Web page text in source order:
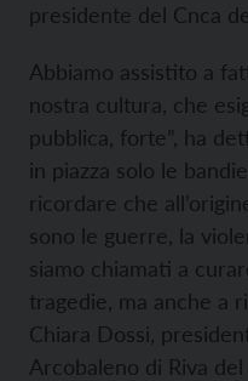
presidente del Cnca
Abbiamo assistito a
nostra cultura, che
pubblica, forte”, ha
in piazza solo le
ricordare che
sono le guerre, la
siamo chiamati a
tragedie, ma anche a
Chiara Dossi,
Arcobaleno di Riva